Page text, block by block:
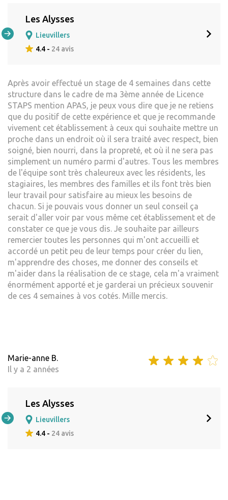
Les Alysses
Lieuvillers
4.4 - 24 avis
Après avoir effectué un stage de 4 semaines dans cette
structure dans le cadre de ma 3ème année de Licence
STAPS mention APAS, je peux vous dire que je ne retiens
que du positif de cette expérience et que je recommande
vivement cet établissement à ceux qui souhaite mettre un
proche dans un endroit où il sera traité avec respect, bien
soigné, bien nourri, dans la propreté, et où il ne sera pas
simplement un numéro parmi d'autres. Tous les membres
de l'équipe sont très chaleureux avec les résidents, les
stagiaires, les membres des familles et ils font très bien
leur travail pour satisfaire au mieux les besoins de
chacun. Si je pouvais vous donner un seul conseil ça
serait d'aller voir par vous même cet établissement et de
constater ce que je vous dis. Je souhaite par ailleurs
remercier toutes les personnes qui m'ont accueilli et
accordé un petit peu de leur temps pour créer du lien,
m'apprendre des choses, me donner des conseils et
m'aider dans la réalisation de ce stage, cela m'a vraiment
énormément apporté et je garderai un précieux souvenir
de ces 4 semaines à vos cotés. Mille mercis.
Marie-anne B.
Il y a 2 années
Les Alysses
Lieuvillers
4.4 - 24 avis